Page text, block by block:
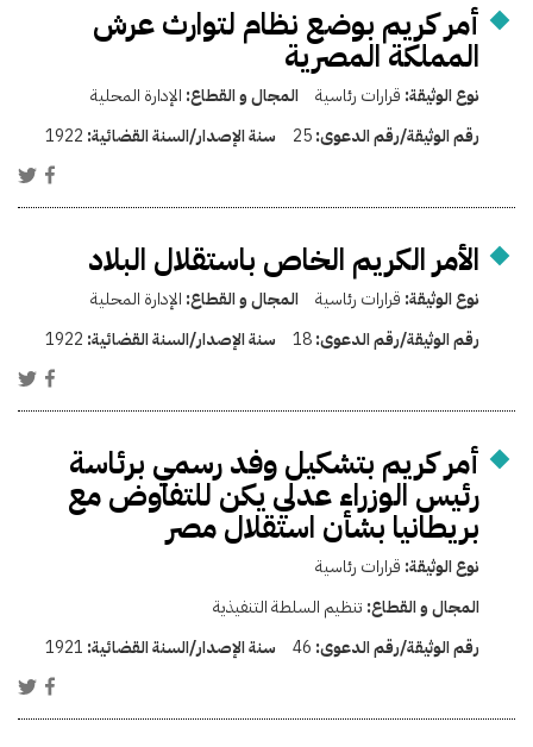
أمر كريم بوضع نظام لتوارث عرش
المملكة المصرية
نوع الوثيقة: قرارات رئاسية المجال و القطاع: الإدارة المحلية
رقم الوثيقة/رقم الدعوى:25 سنة الإصدار/السنة القضائية: 1922
الأمر الكريم الخاص باستقلال البلاد
نوع الوثيقة: قرارات رئاسية المجال و القطاع: الإدارة المحلية
رقم الوثيقة/رقم الدعوى:18 سنة الإصدار/السنة القضائية: 1922
أمر كريم بتشكيل وفد رسمي برئاسة
رئيس الوزراء عدلي يكن للتفاوض مع
بريطانيا بشأن استقلال مصر
نوع الوثيقة: قرارات رئاسية
المجال و القطاع: تنظيم السلطة التنفيذية
رقم الوثيقة/رقم الدعوى: 46 سنة الإصدار/السنة القضائية: 1921